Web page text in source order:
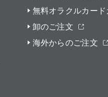
無料オラクルカー
卸のご注文
海外からのご注文